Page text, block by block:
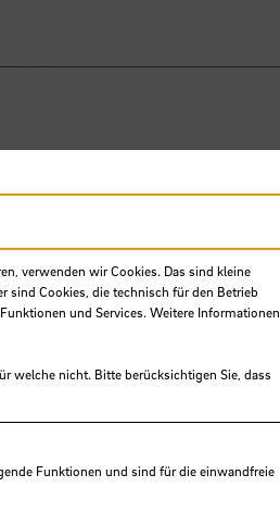
Dr.
verwenden wir Cookies. Das sind kleine
sind Cookies, die technisch für den Betrieb
und Services. Weitere Informationen
welche nicht. Bitte berücksichtigen Sie, dass
Funktionen und sind für die einwandfreie